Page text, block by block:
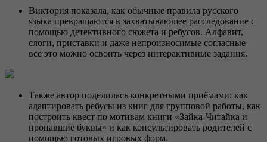
Виктория показала, как обычные правила русского
языка превращаются в захватывающее расследование с
помощью детективного сюжета и ребусов. Алфавит,
слоги, приставки и даже непроизносимые согласные –
всё это можно освоить через интерактивные задания.
Также автор поделилась конкретными приёмами: как
адаптировать ребусы из книг для групповой работы, как
построить квест по мотивам книги «Зайка-Читайка и
пропавшие буквы» и как консультировать родителей с
помощью готовых игровых форм.